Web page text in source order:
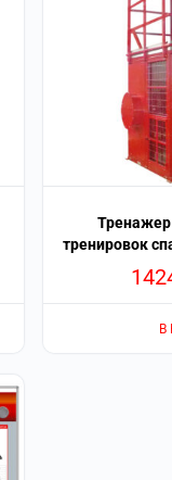
Тренажер
тренировок
В